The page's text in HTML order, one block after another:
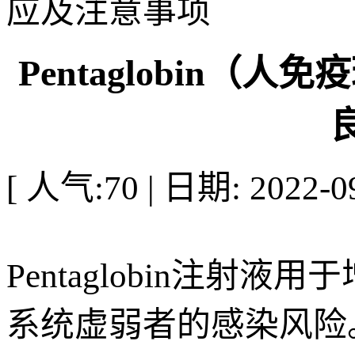
应及注意事项
Pentaglobin（人免
[ 人气:70 | 日期: 2022-
Pentaglobin注射液用
系统虚弱者的感染风